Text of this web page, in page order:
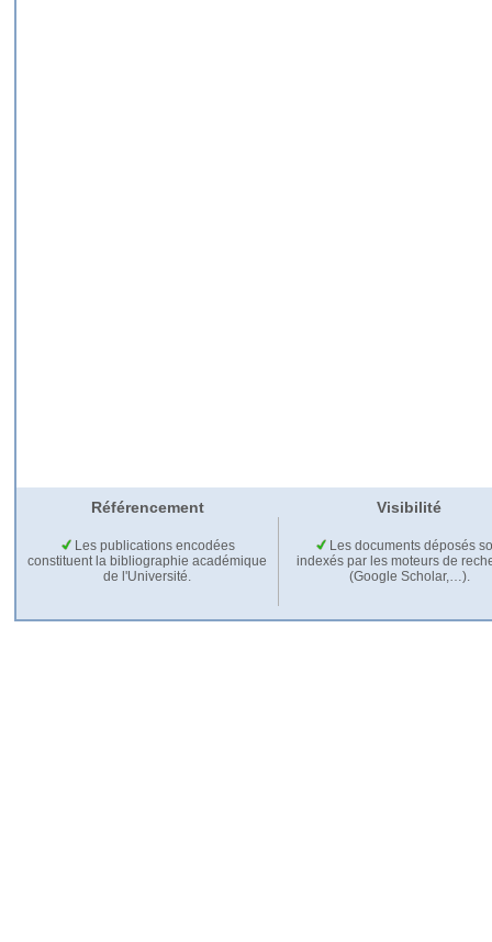
Référencement Visibilité
Les publications encodées
constituent la bibliographie académique
de l'Université.
Les documents déposés
indexés par les moteurs de
(Google Scholar,…).